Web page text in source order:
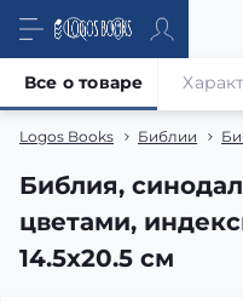
Logos Books Библии
Библия,
цветами,
14.5x20.5 см
Все о товаре